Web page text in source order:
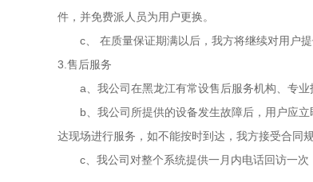
件，并免费派人员为用户更换。
c、 在质量保证期满以后，我方将继续对用户提
3.售后服务
a、我公司在黑龙江有常设售后服务机构、专业
b、我公司所提供的设备发生故障后，用户应立
达现场进行服务，如不能按时到达，我方接受合同规
c、我公司对整个系统提供一月内电话回访一次